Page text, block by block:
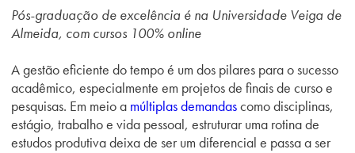
Pós-graduação de excelência é na Universidade Veiga de
Almeida, com cursos 100% online
A gestão eficiente do tempo é um dos pilares para o sucesso
acadêmico, especialmente em projetos de finais de curso e
pesquisas. Em meio a múltiplas demandascomo disciplinas,
estágio, trabalho e vida pessoal, estruturar uma rotina de
estudos produtiva deixa de ser um diferencial e passa a ser